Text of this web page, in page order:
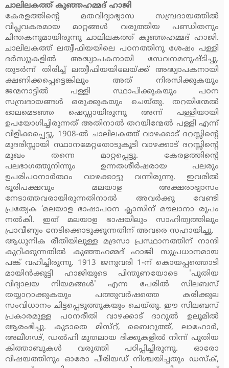
ചാലിലകത്ത് കുഞ്ഞഹമ്മദ് ഹാജി
കേരളത്തിന്റെ മതവിദ്യാഭ്യാസ സമ്പ്രദായത്തില്‍
വിപ്ലവകരമായ മാറ്റങ്ങള്‍ വരുത്തിയ പണ്ഡിതനും
ചിന്തകനുമായിരുന്നു ചാലിലകത്ത് കുഞ്ഞഹമ്മദ് ഹാജി.
ചാലിലകത്ത് ലത്വീഫിയയിലെ പഠനത്തിനു ശേഷം പള്ളി
ദര്‍സുുകളില്‍ അദ്ധ്യാപകനായി സേവനമനുഷ്ടിച്ചു.
തുടര്‍ന്ന് തിരിച്ച് ലത്വീഫിയയിലേയ്ക്ക് അദ്ധ്യാപകനായി
ക്ഷണിക്കപ്പെട്ടെങ്കിലും അത് നിരസിക്കുകയും
ജന്മനാട്ടില്‍ പള്ളി സ്ഥാപിക്കുകയും പഠന
സമ്പ്രദായങ്ങള്‍ ഒരുക്കുകയും ചെയ്തു. തറയിന്മേല്‍
ഓലമെടഞ്ഞ ഷെഡ്ഡായിരുന്നു അന്ന് പള്ളിയായി
ഉപയോഗിച്ചിരുന്നത് അതിനാല്‍ തറയിന്മേല്‍ പള്ളി എന്ന്
വിളിക്കപ്പെട്ടു. 1908-ല്‍ ചാലിലകത്ത് വാഴക്കാട് ദറസ്സിന്റെ
മുദരിസ്സായി സ്ഥാനമേറ്റതോടുകൂടി വാഴക്കാട് ദറസ്സിന്റെ
മുഖം തന്നെ മാറ്റപ്പെട്ടു. കേരളത്തിന്റെ
പലഭാഗത്തുനിന്നും ഉന്നതശീര്‍ഷരായ പലരും
ഉപരിപഠനാര്‍ത്ഥം വാഴക്കാട്ടു വന്നിരുന്നു. ഇവരില്‍
ഭൂരിപക്ഷവും മലയാള അക്ഷരാഭ്യാസം
നേടാത്തവരായിരുന്നതിനാല്‍ അവര്‍ക്കു വേണ്ടി
പ്രത്യേക ‘മലയാള ഭാഷാപഠന ക്ലാസിന് മൗലാനാ രൂപം
നല്‍കി. ഇത് മലയാള ഭാഷയിലും സാഹിത്യത്തിലും
പ്രാവീണ്യം നേടിക്കൊടുക്കുന്നതിന് അവരെ സഹായിച്ചു.
ആധുനിക രീതിയിലുള്ള മദ്രസാ പ്രസ്ഥാനത്തിന് നാന്ദി
കുറിക്കുന്നതില്‍ കുഞ്ഞഹമ്മദ് ഹാജി സുപ്രധാനമായ
പങ്ക് വഹിച്ചിരുന്നു. 1913 ജനുവരി 1-ന് കൊയപ്പത്തൊടി
മായിന്‍ക്കുട്ടി ഹാജിയുടെ പിന്തുണയോടെ 'പുതിയ
വിദ്യാലയ നിയമങ്ങള്‍' എന്ന പേരില്‍ സിലബസ്
തയ്യാറാക്കുകയും പത്തുവര്‍ഷത്തെ കരിക്കുല
സംവിധാനം ചിട്ടപ്പെടുത്തുകയും ചെയ്തു. ഈ സിലബസ്
പ്രകാരമുള്ള പഠനരീതി വാഴക്കാട് ദാറുല്‍ ഉലൂമില്‍
ആരംഭിച്ചു. കൂടാതെ മിസ്‌റ്, ബൈറൂത്ത്, ലാഹോര്‍,
അലീഗഢ്, ഡല്‍ഹി മുതലായ ദിക്കുകളില്‍ നിന്ന് പുതിയ
കിത്താബുകള്‍ വരുത്തി പഠിപ്പിച്ചിരുന്നു. ഓരോ
വിഷയത്തിനും ഓരോ പീരിയഡ് നിശ്ചയിച്ചതും ഡസ്‌ക്,